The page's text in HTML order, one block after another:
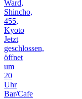
Ward,
Shincho,
455,
Kyoto
Jetzt
geschlossen,
öffnet
um
20
Uhr
Bar/Cafe